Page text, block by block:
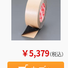
￥5,379（税込）